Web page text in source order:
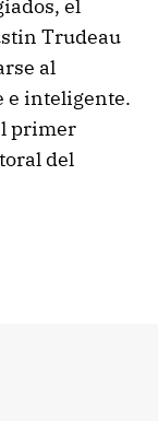
el
Trudeau
al
e inteligente.
primer
del